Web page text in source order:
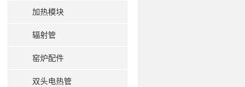
加热模块
辐射管
窑炉配件
双头电热管